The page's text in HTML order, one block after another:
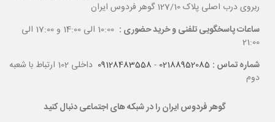
ربروی درب اصلی پلاک 127/10 گوهر فردوس ایران
ساعات پاسخگویی تلفنی و خرید حضوری :
10:00 الی 14:00 و 17:00 الی
21:00
شماره تماس : 02188952085
-
09128483558
داخلی 102 ارتباط با شعبه
دوم
گوهر فردوس ایران را در شبکه های اجتماعی دنبال کنید